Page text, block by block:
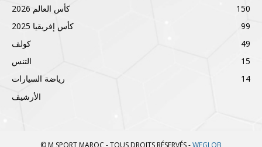
كأس العالم 2026
150
كأس إفريقيا 2025
99
كولف
49
التنس
15
رياضة السيارات
14
الأرشيف